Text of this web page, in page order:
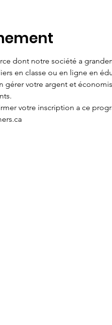
dont notre société a
en classe ou en ligne en
votre argent et
votre inscription a ce